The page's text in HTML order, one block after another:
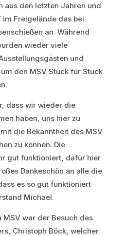
aus den letzten Jahren und
im Freigelände das bei
an. Während
wieder viele
und
den MSV Stück für Stück
dass wir wieder die
haben, uns hier zu
die Bekanntheit des MSV
zu können. Die
gut funktioniert, dafür hier
Dankeschön an alle die
es so gut funktioniert
Michael.
war der Besuch des
Christoph Böck, welcher